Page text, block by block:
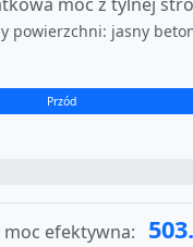
powierzchni: jasny
Przód
moc efektywna: